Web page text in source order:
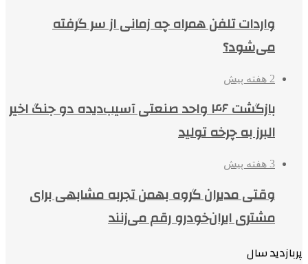
واردات تلفن همراه چه زمانی از سر گرفته
می‌شود؟
2 هفته پیش
بازگشت ۴۶ واحد صنعتی آسیب‌دیده دو جنگ اخیر
البرز به چرخه تولید
3 هفته پیش
وقتی مدیران گروه بهمن تجربه مشابهی برای
مشتری ایران‌خودرو رقم می‌زنند
پربازدید سال